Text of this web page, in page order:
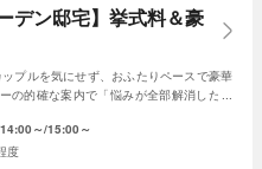
デン邸宅】挙式料＆豪
プルを気にせず、おふたりペースで豪華
の的確な案内で「悩みが全部解消した」
14:00～ 15:00～
度